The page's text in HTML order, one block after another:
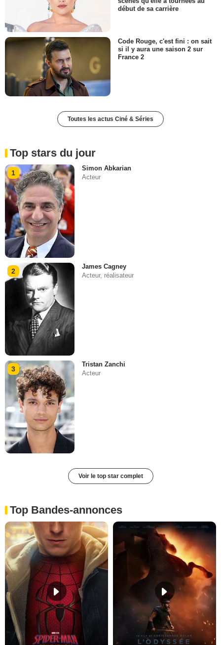
début de sa carrière
Code Rouge, c'est fini : on sait
si il y aura une saison 2 sur
France 2
Toutes les actus Ciné & Séries
Top stars du jour
1
Simon Abkarian
Acteur
2
James Cagney
Acteur, réalisateur
3
Tristan Zanchi
Acteur
Voir le top star complet
Top Bandes-annonces